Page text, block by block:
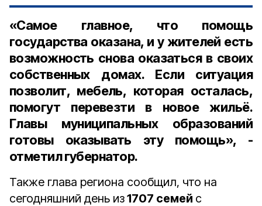
«Самое главное, что помощь
государства оказана, и у жителей есть
возможность снова оказаться в своих
собственных домах. Если ситуация
позволит, мебель, которая осталась,
помогут перевезти в новое жильё.
Главы муниципальных образований
готовы оказывать эту помощь», -
отметил губернатор.
Также глава региона сообщил, что на
сегодняшний день из1707 семей с